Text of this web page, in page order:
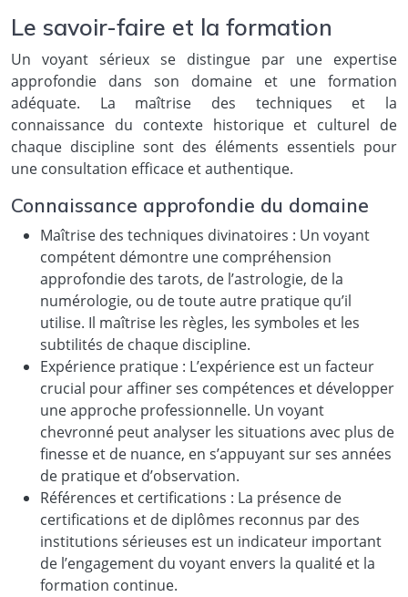
Le savoir-faire et la formation
Un voyant sérieux se distingue par une expertise
approfondie dans son domaine et une formation
adéquate. La maîtrise des techniques et la
connaissance du contexte historique et culturel de
chaque discipline sont des éléments essentiels pour
une consultation efficace et authentique.
Connaissance approfondie du domaine
Maîtrise des techniques divinatoires : Un voyant
compétent démontre une compréhension
approfondie des tarots, de l’astrologie, de la
numérologie, ou de toute autre pratique qu’il
utilise. Il maîtrise les règles, les symboles et les
subtilités de chaque discipline.
Expérience pratique : L’expérience est un facteur
crucial pour affiner ses compétences et développer
une approche professionnelle. Un voyant
chevronné peut analyser les situations avec plus de
finesse et de nuance, en s’appuyant sur ses années
de pratique et d’observation.
Références et certifications : La présence de
certifications et de diplômes reconnus par des
institutions sérieuses est un indicateur important
de l’engagement du voyant envers la qualité et la
formation continue.